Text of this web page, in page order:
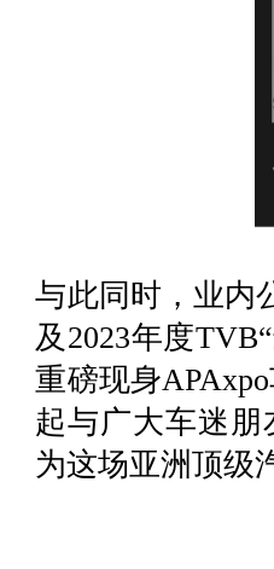
与此同时，业内
及2023年度
重磅现身
起与广大车迷
为这场亚洲顶级